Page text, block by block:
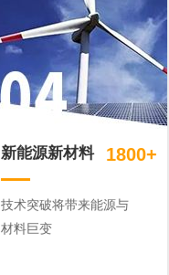
新能源新材料 1800+
技术突破将带来能源与
材料巨变